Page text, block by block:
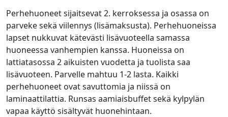
Perhehuoneet sijaitsevat 2. kerroksessa ja osassa on
parveke sekä viilennys (lisämaksusta). Perhehuoneissa
lapset nukkuvat kätevästi lisävuoteella samassa
huoneessa vanhempien kanssa. Huoneissa on
lattiatasossa 2 aikuisten vuodetta ja tuolista saa
lisävuoteen. Parvelle mahtuu 1-2 lasta. Kaikki
perhehuoneet ovat savuttomia ja niissä on
laminaattilattia. Runsas aamiaisbuffet sekä kylpylän
vapaa käyttö sisältyvät huonehintaan.